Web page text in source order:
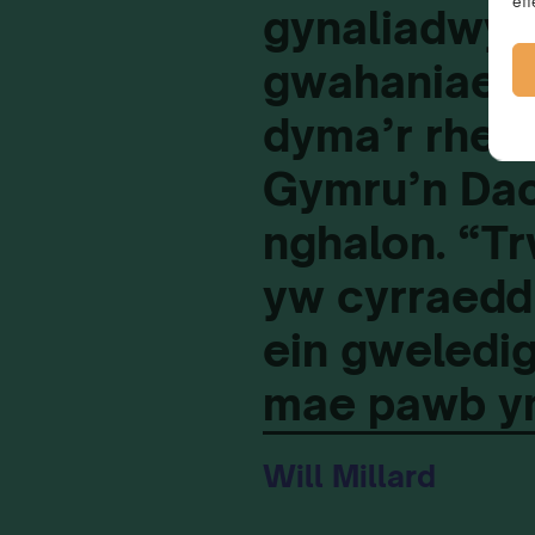
dyma’r
Gymru’n
nghalon.
yw
ein
mae pawb
Will Millard